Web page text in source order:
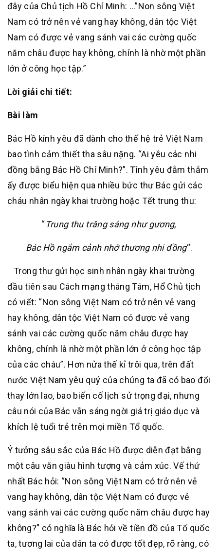
đây của Chủ tịch Hồ Chí Minh: …”Non sông Việt
Nam có trở nên vẻ vang hay không, dân tộc Việt
Nam có được vẻ vang sánh vai các cường quốc
năm châu được hay không, chính là nhờ một phần
lớn ở công học tập.”
Lời giải chi tiết:
Bài làm
Bác Hồ kính yêu đã dành cho thế hệ trẻ Việt Nam
bao tình cảm thiết tha sâu nặng. “Ai yêu các nhi
đồng bằng Bác Hồ Chí Minh?”. Tình yêu đằm thắm
ấy được biểu hiện qua nhiều bức thư Bác gửi các
cháu nhân ngày khai trường hoặc Tết trung thu:
“Trung thu trăng sáng như gương,
Bác Hồ ngắm cảnh nhớ thương nhi đồng“.
Trong thư gửi học sinh nhân ngày khai trường
đầu tiên sau Cách mạng tháng Tám, Hổ Chủ tịch
có viết: “Non sông Việt Nam có trở nên vẻ vang
hay không, dân tộc Việt Nam có được vẻ vang
sánh vai các cường quốc năm châu được hay
không, chính là nhờ một phần lớn ở công học tập
của các cháu”. Hơn nửa thế kỉ trôi qua, trên đất
nước Việt Nam yêu quý của chúng ta đã có bao đổi
thay lớn lao, bao biến cố lịch sử trọng đại, nhưng
câu nói của Bác vẫn sáng ngời giá trị giáo dục và
khích lệ tuổi trẻ trên mọi miền Tổ quốc.
Ý tưởng sâu sắc của Bác Hồ được diễn đạt bằng
một câu văn giàu hình tượng và cảm xúc. Vế thứ
nhất Bác hỏi: “Non sông Việt Nam có trở nên vẻ
vang hay không, dân tộc Việt Nam có được vẻ
vang sánh vai các cường quốc năm châu được hay
không?” có nghĩa là Bác hỏi về tiền đồ của Tổ quốc
ta, tương lai của dân ta có được tốt đẹp, rõ ràng, có